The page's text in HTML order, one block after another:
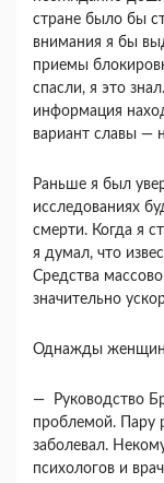
стране было бы
внима­ния я бы
приемы
спасли, я это
информация
вариант славы —
Раньше я был
исследованиях
смерти. Когда я
я думал, что
Средства
значительно
Однажды
— Руководство
проблемой. Пару
заболевал.
психологов и